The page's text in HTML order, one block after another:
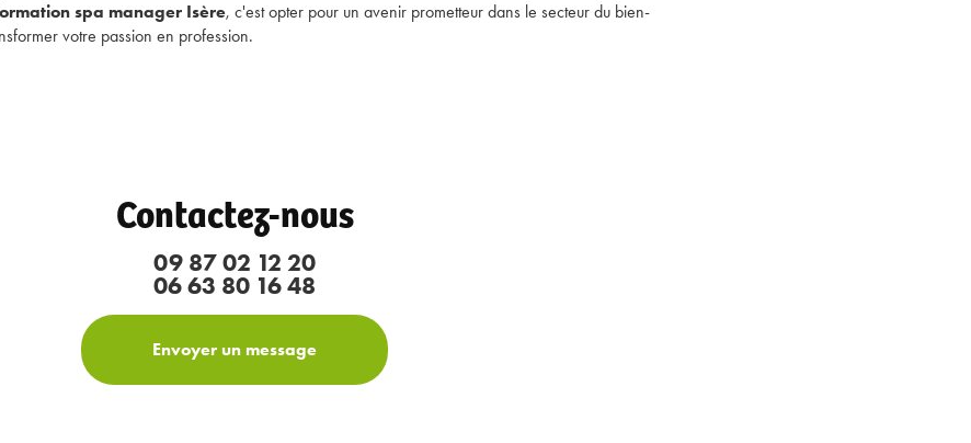
spa manager Isère, c'est opter pour un avenir prometteur dans le secteur du bien-
votre passion en profession.
Contactez-nous
09 87 02 12 20
06 63 80 16 48
Envoyer un message